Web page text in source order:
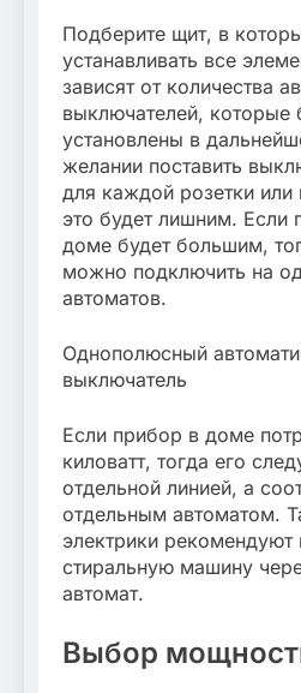
Подберите щит, в
устанавливать все
зависят от количества
выключателей, которые
установлены в
желании поставить
для каждой розетки
это будет лишним. Если
доме будет большим,
можно подключить на
автоматов.
Однополюсный
выключатель
Если прибор в доме
киловатт, тогда его
отдельной линией, а
отдельным автоматом.
электрики рекомендуют
стиральную машину
автомат.
Выбор